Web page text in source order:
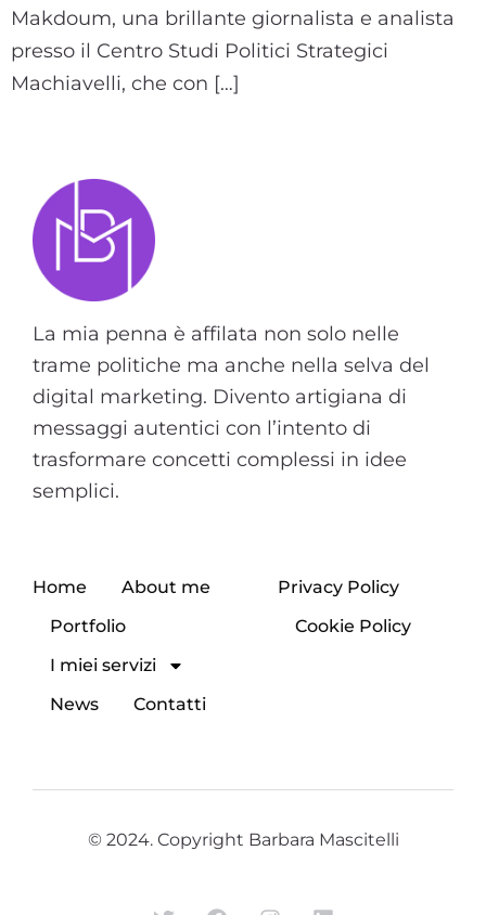
Makdoum, una brillante giornalista e analista
presso il Centro Studi Politici Strategici
Machiavelli, che con […]
La mia penna è affilata non solo nelle
trame politiche ma anche nella selva del
digital marketing. Divento artigiana di
messaggi autentici con l’intento di
trasformare concetti complessi in idee
semplici.
Home
About me
Portfolio
I miei servizi
News
Contatti
Privacy Policy
Cookie Policy
© 2024. Copyright Barbara Mascitelli